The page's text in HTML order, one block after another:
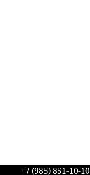
+7 (985) 851-10-10